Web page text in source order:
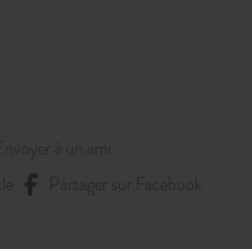
à un ami
Partager sur Facebook